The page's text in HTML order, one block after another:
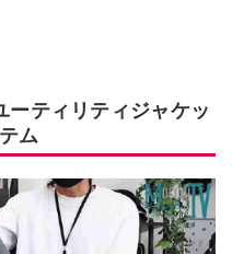
ティリティジャケッ
ム